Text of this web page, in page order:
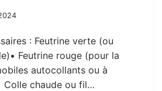
: Feutrine verte (ou
Feutrine rouge (pour la
autocollants ou à
Colle chaude ou fil…